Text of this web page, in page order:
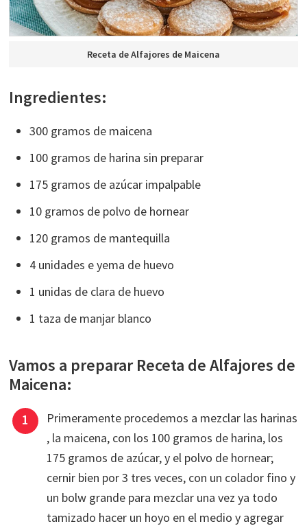
Receta de Alfajores de Maicena
Ingredientes:
300 gramos de maicena
100 gramos de harina sin preparar
175 gramos de azúcar impalpable
10 gramos de polvo de hornear
120 gramos de mantequilla
4 unidades e yema de huevo
1 unidas de clara de huevo
1 taza de manjar blanco
Vamos a preparar Receta de Alfajores de
Maicena:
Primeramente procedemos a mezclar las harinas
, la maicena, con los 100 gramos de harina, los
175 gramos de azúcar, y el polvo de hornear;
cernir bien por 3 tres veces, con un colador fino y
un bolw grande para mezclar una vez ya todo
tamizado hacer un hoyo en el medio y agregar